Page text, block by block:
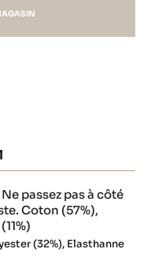
passez pas à côté
Coton (57%),
(32%), Elasthanne